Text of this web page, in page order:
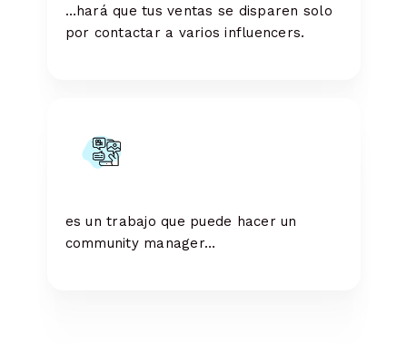
…hará que tus ventas se disparen solo
por contactar a varios influencers.
es un trabajo que puede hacer un
community manager…